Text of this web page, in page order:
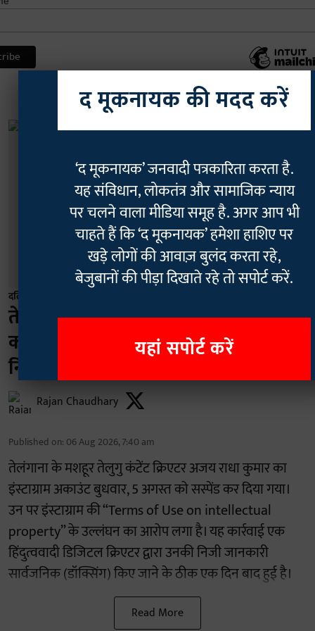
दलित
तेलंगाना: दक्षिणपंथी क्रिएटर से 'डॉक्सिंग'
का शिकार हुए दलित इन्फ्लुएंसर अजय,
निजी जानकारी किया गया लीक
Rajan Chaudhary
Published on: 06 Aug 2026, 7:40 am
तेलंगाना के मशहूर तेलुगु कंटेंट क्रिएटर अजय राधा कुमार का
इंस्टाग्राम अकाउंट बुधवार, 5 अगस्त को सस्पेंड कर दिया गया।
उन पर इंस्टाग्राम की “Terms of Use on intellectual
property” के उल्लंघन का आरोप लगा है। यह कार्रवाई एक
हिंदुत्ववादी डिजिटल क्रिएटर द्वारा उनकी निजी जानकारी
सार्वजनिक (डॉक्सिंग) किए जाने के ठीक एक दिन बाद हुई है।
Read More
द मूकनायक की मदद करें
‘द मूकनायक’ जनवादी पत्रकारिता करता है.
यह संविधान, लोकतंत्र और सामाजिक न्याय
पर चलने वाला मीडिया समूह है. अगर आप भी
चाहते हैं कि ‘द मूकनायक’ हमेशा हाशिए पर
खड़े लोगों की आवाज़ बुलंद करता रहे,
बेजुबानों की पीड़ा दिखाते रहे तो सपोर्ट करें.
यहां सपोर्ट करें